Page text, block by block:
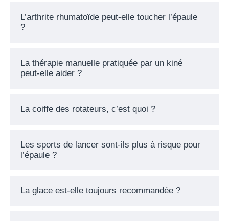
L’arthrite rhumatoïde peut-elle toucher l’épaule
?
La thérapie manuelle pratiquée par un kiné
peut-elle aider ?
La coiffe des rotateurs, c’est quoi ?
Les sports de lancer sont-ils plus à risque pour
l’épaule ?
La glace est-elle toujours recommandée ?